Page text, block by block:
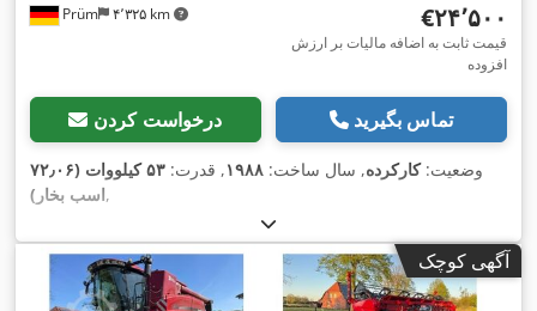
Prüm ۴٬۳۲۵ km ‎€۲۴٬۵۰۰
قیمت ثابت به اضافه مالیات بر ارزش
افزوده
درخواست کردن تماس بگیرید
وضعیت:کارکرده, سال ساخت: ۱۹۸۸, قدرت:
۵۳ کیلووات (۷۲٫۰۶
اسب بخار),
آگهی کوچک